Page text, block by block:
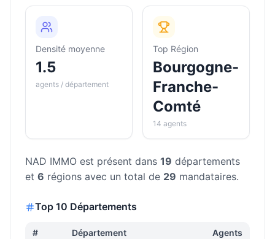
Densité moyenne
1.5
agents / département
Top Région
Bourgogne-
Franche-
Comté
14 agents
NAD IMMO est présent dans 19 départements
et 6 régions avec un total de 29 mandataires.
Top 10 Départements
# Département Agents